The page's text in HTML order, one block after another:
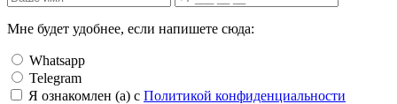
Мне будет удобнее, если напишете сюда:
Whatsapp
Telegram
Я ознакомлен (а) с Политикой конфиденциальности